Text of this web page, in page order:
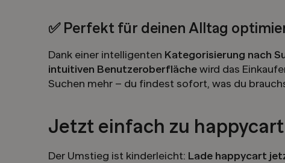
✅ Perfekt für deinen Alltag
Dank einer intelligenten Kategorisierung nach
intuitiven Benutzeroberfläche wird das
Suchen mehr – du findest sofort, was du
Jetzt einfach zu
Der Umstieg ist kinderleicht: Lade happycart